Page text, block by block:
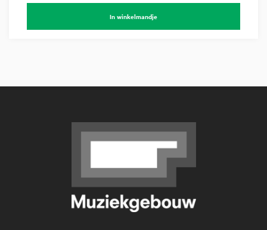
In winkelmandje